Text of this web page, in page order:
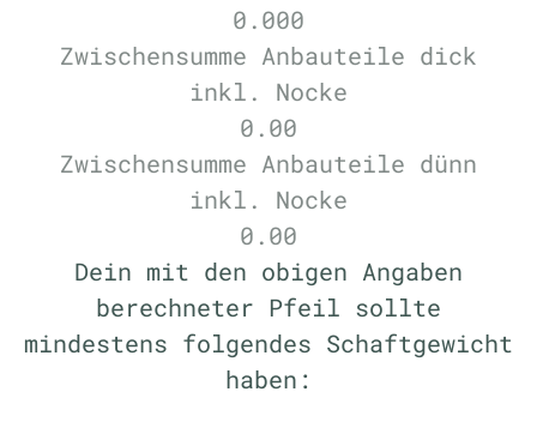
0.000
Zwischensumme Anbauteile dick
inkl. Nocke
0.00
Zwischensumme Anbauteile dünn
inkl. Nocke
0.00
Dein mit den obigen Angaben
berechneter Pfeil sollte
mindestens folgendes Schaftgewicht
haben: